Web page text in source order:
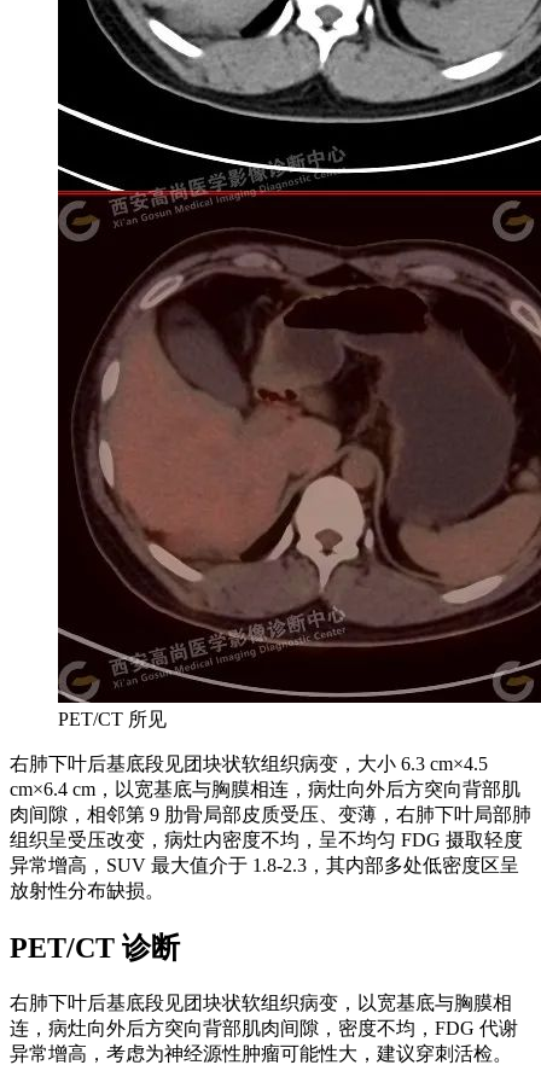
PET/CT 所见
右肺下叶后基底段见团块状软组织病变，大小 6.3 cm×4.5
cm×6.4 cm，以宽基底与胸膜相连，病灶向外后方突向背部肌
肉间隙，相邻第 9 肋骨局部皮质受压、变薄，右肺下叶局部肺
组织呈受压改变，病灶内密度不均，呈不均匀 FDG 摄取轻度
异常增高，SUV 最大值介于 1.8-2.3，其内部多处低密度区呈
放射性分布缺损。
PET/CT 诊断
右肺下叶后基底段见团块状软组织病变，以宽基底与胸膜相
连，病灶向外后方突向背部肌肉间隙，密度不均，FDG 代谢
异常增高，考虑为神经源性肿瘤可能性大，建议穿刺活检。